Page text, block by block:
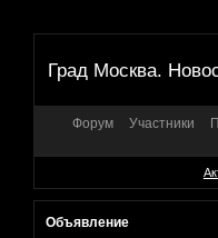
Град Москва.
Форум Участники
Объявление